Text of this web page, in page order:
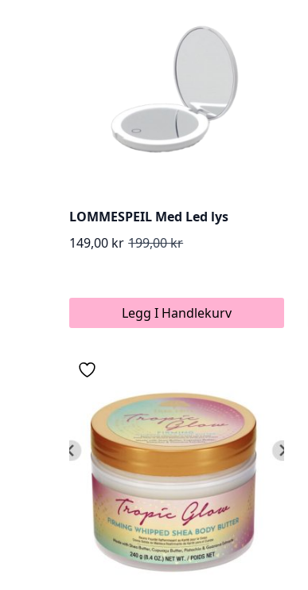
LOMMESPEIL Med Led lys
199,00kr
Opprinnelig
var:
199,00 kr.
149,00 kr
Nåværende
er:
149,00 kr.
Legg I Handlekurv